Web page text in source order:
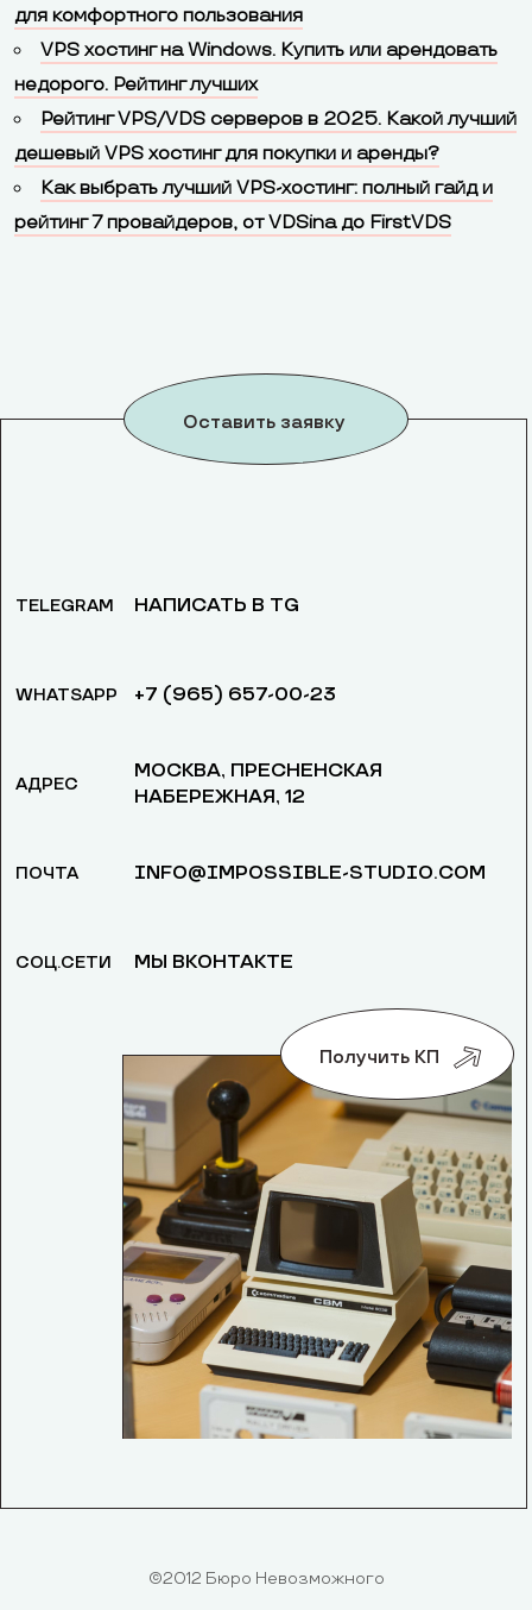
для комфортного пользования
VPS хостинг на Windows. Купить или арендовать
недорого. Рейтинг лучших
Рейтинг VPS/VDS серверов в 2025. Какой лучший
дешевый VPS хостинг для покупки и аренды?
Как выбрать лучший VPS-хостинг: полный гайд и
рейтинг 7 провайдеров, от VDSina до FirstVDS
Оставить заявку
TELEGRAM
WHATSAPP
АДРЕС
ПОЧТА
СОЦ.СЕТИ
НАПИСАТЬ В TG
+7 (965) 657-00-23
МОСКВА, ​ПРЕСНЕНСКАЯ
НАБЕРЕЖНАЯ, 12
INFO@IMPOSSIBLE-STUDIO.COM
МЫ ВКОНТАКТЕ
Получить КП
©2012 Бюро Невозможного